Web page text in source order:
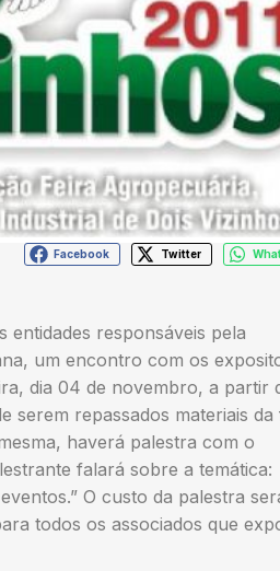
Facebook Twitter
entidades responsáveis pela
um encontro com os
dia 04 de novembro, a partir
serem repassados materiais da
haverá palestra com o
falará sobre a temática:
O custo da palestra
todos os associados que